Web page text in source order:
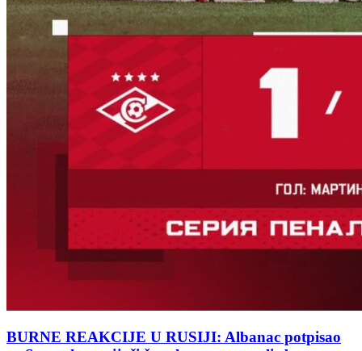
BURNE REAKCIJE U RUSIJI: Albanac potpisao